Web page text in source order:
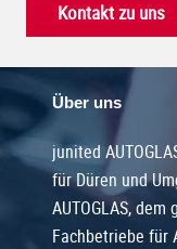
Kontakt zu uns
Über uns
junited
für Düren und
AUTOGLAS,
Fachbetriebe für